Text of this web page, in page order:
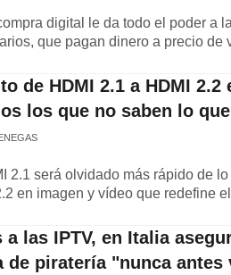
digital le da todo el poder a
que pagan dinero a precio de
de HDMI 2.1 a HDMI
los que no saben lo
2.1 será olvidado más rápido de
en imagen y vídeo que redefine
a las IPTV, en Italia
de piratería "nunca antes